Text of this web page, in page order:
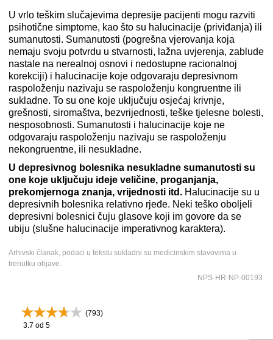
U vrlo teškim slučajevima depresije pacijenti mogu razviti
psihotične simptome, kao što su halucinacije (priviđanja) ili
sumanutosti. Sumanutosti (pogrešna vjerovanja koja
nemaju svoju potvrdu u stvarnosti, lažna uvjerenja, zablude
nastale na nerealnoj osnovi i nedostupne racionalnoj
korekciji) i halucinacije koje odgovaraju depresivnom
raspoloženju nazivaju se raspoloženju kongruentne ili
sukladne. To su one koje uključuju osjećaj krivnje,
grešnosti, siromaštva, bezvrijednosti, teške tjelesne bolesti,
nesposobnosti. Sumanutosti i halucinacije koje ne
odgovaraju raspoloženju nazivaju se raspoloženju
nekongruentne, ili nesukladne.
U depresivnog bolesnika nesukladne sumanutosti su
one koje uključuju ideje veličine, proganjanja,
prekomjernoga znanja, vrijednosti itd. Halucinacije su u
depresivnih bolesnika relativno rjeđe. Neki teško oboljeli
depresivni bolesnici čuju glasove koji im govore da se
ubiju (slušne halucinacije imperativnog karaktera).
Arhivski članak, podaci u tekstu sukladni su medicinskim stavovima u
trenutku objave.
NPS-HR-NP-00193
(793)
3.7 od 5